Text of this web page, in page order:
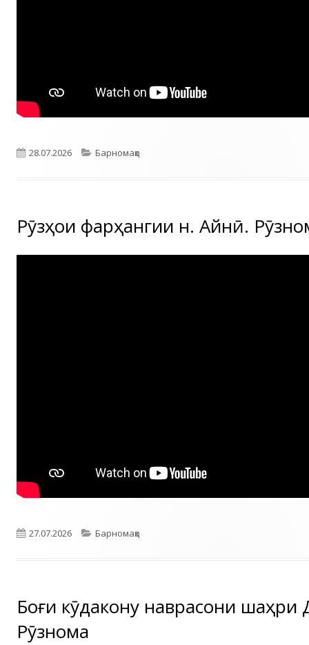
Опубликовано
28.07.2026 Рубрики
Барномаҳо
Рӯзҳои фарҳангии н. Айнӣ.
Опубликовано
27.07.2026 Рубрики
Барномаҳо
Боғи кӯдакону наврасони шаҳри
Рӯзнома